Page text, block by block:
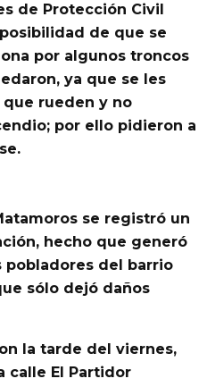
de Protección Civil
de que se
por algunos troncos
ya que se les
que rueden y no
; por ello pidieron a
se registró un
hecho que generó
del
barrio
sólo dejó daños
la tarde del viernes,
calle El Partidor